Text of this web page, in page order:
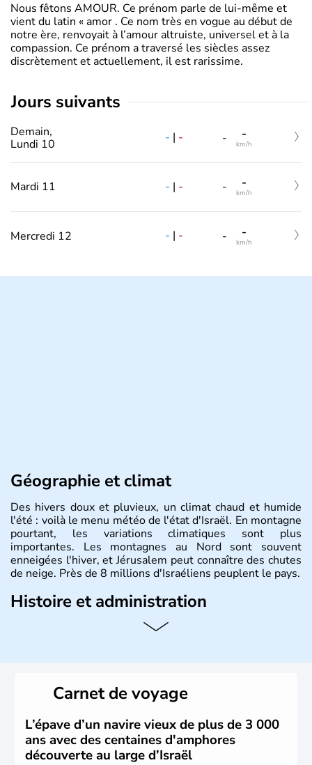
Nous fêtons AMOUR. Ce prénom parle de lui-même et
vient du latin « amor . Ce nom très en vogue au début de
notre ère, renvoyait à l’amour altruiste, universel et à la
compassion. Ce prénom a traversé les siècles assez
discrètement et actuellement, il est rarissime.
jours suivants
Demain,
Lundi 10
- | - - -
km/h
Mardi 11 - | - - -
km/h
Mercredi 12 - | - - -
km/h
Géographie et climat
Des hivers doux et pluvieux, un climat chaud et humide
l'été : voilà le menu météo de l'état d'Israël. En montagne
pourtant, les variations climatiques sont plus
importantes. Les montagnes au Nord sont souvent
enneigées l'hiver, et Jérusalem peut connaître des chutes
de neige. Près de 8 millions d'Israéliens peuplent le pays.
Histoire et administration
L'Israël est un état de la partie est de la Méditerranée,
vrai essor économique dans le domaine des nouvelles
Carnet de voyage
L’épave d’un navire vieux de plus de 3 000
ans avec des centaines d'amphores
découverte au large d’Israël